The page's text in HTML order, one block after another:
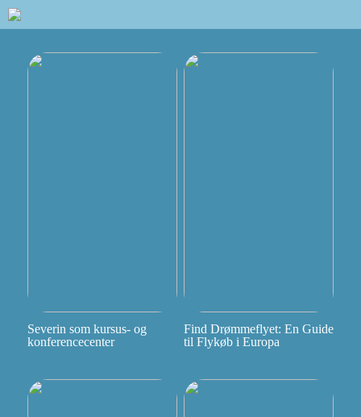
Severin som kursus- og
konferencecenter
Find Drømmeflyet: En Guide
til Flykøb i Europa